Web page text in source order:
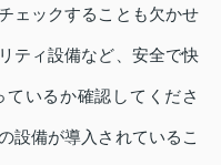
ェックすることも欠かせ
ティ設備など、安全で快
いるか確認してくださ
設備が導入されているこ